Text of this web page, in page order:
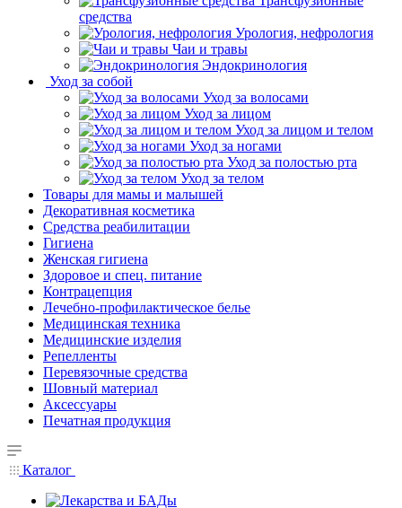
средства
Урология, нефрология
Чаи и травы
Эндокринология
Уход за собой
Уход за волосами
Уход за лицом
Уход за лицом и телом
Уход за ногами
Уход за полостью рта
Уход за телом
Товары для мамы и малышей
Декоративная косметика
Средства реабилитации
Гигиена
Женская гигиена
Здоровое и спец. питание
Контрацепция
Лечебно-профилактическое белье
Медицинская техника
Медицинские изделия
Репелленты
Перевязочные средства
Шовный материал
Аксессуары
Печатная продукция
Каталог